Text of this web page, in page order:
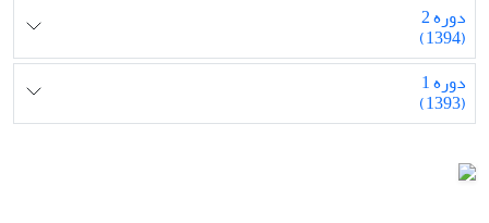
دوره 2
(1394)
دوره 1
(1393)